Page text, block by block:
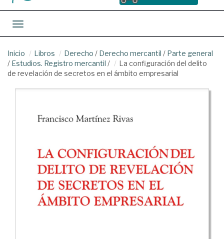
Toggle navigation
Inicio Libros Derecho / Derecho mercantil / Parte general
/ Estudios. Registro mercantil /
La configuración del delito
de revelación de secretos en el ámbito empresarial